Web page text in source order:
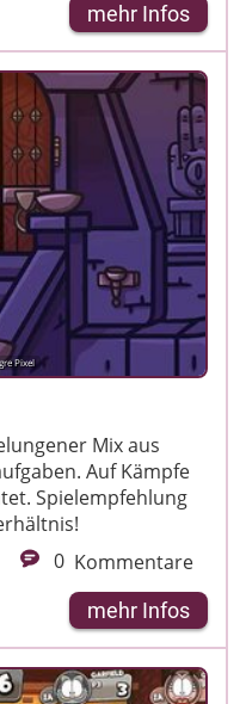
mehr Infos
Pixel
Mix aus
Auf Kämpfe
Spielempfehlung
0 Kommentare
mehr Infos